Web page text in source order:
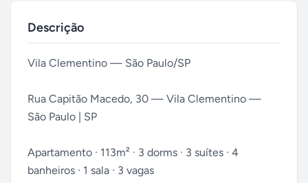
Descrição
Vila Clementino — São Paulo/SP
Rua Capitão Macedo, 30 — Vila Clementino —
São Paulo | SP
Apartamento · 113m² · 3 dorms · 3 suítes · 4
banheiros · 1 sala · 3 vagas